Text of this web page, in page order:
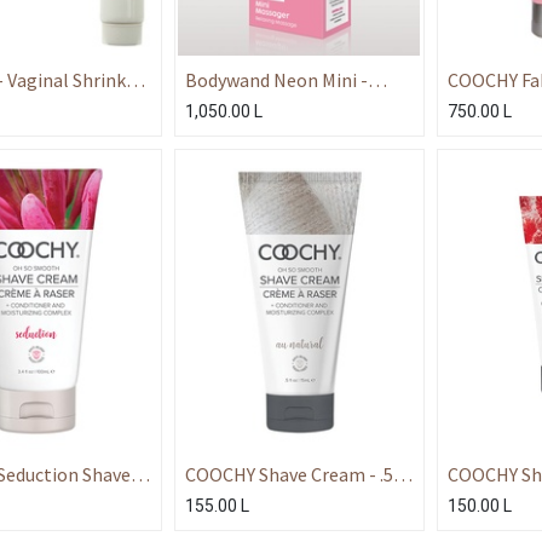
Vaginal Shrink
Bodywand Neon Mini -
Neon Pink
1,050.00 L
COOCHY
Feminine
750.00 L
Shave
oz
COOCHY Shave Cream - .5
oz Au Natural
155.00 L
COOCHY
ml Island
150.00 L